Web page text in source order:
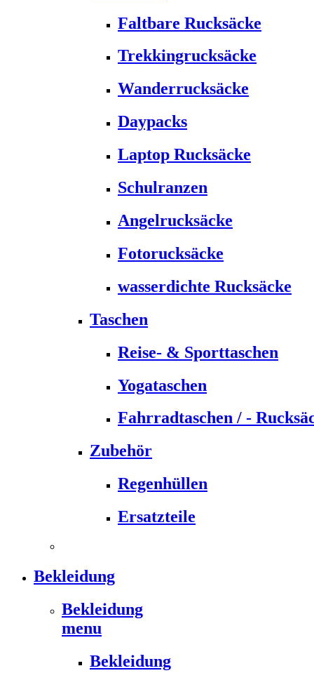
Faltbare Rucksäcke
Trekkingrucksäcke
Wanderrucksäcke
Daypacks
Laptop Rucksäcke
Schulranzen
Angelrucksäcke
Fotorucksäcke
wasserdichte Rucksäcke
Taschen
Reise- & Sporttaschen
Yogataschen
Fahrradtaschen / -
Zubehör
Regenhüllen
Ersatzteile
Bekleidung
Bekleidung
menu
Bekleidung